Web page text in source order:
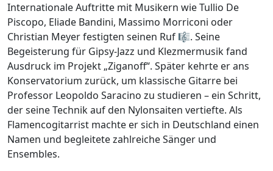
Internationale Auftritte mit Musikern wie Tullio De
Piscopo, Eliade Bandini, Massimo Morriconi oder
Christian Meyer festigten seinen Ruf 🎼. Seine
Begeisterung für Gipsy-Jazz und Klezmermusik fand
Ausdruck im Projekt „Ziganoff“. Später kehrte er ans
Konservatorium zurück, um klassische Gitarre bei
Professor Leopoldo Saracino zu studieren – ein Schritt,
der seine Technik auf den Nylonsaiten vertiefte. Als
Flamencogitarrist machte er sich in Deutschland einen
Namen und begleitete zahlreiche Sänger und
Ensembles.